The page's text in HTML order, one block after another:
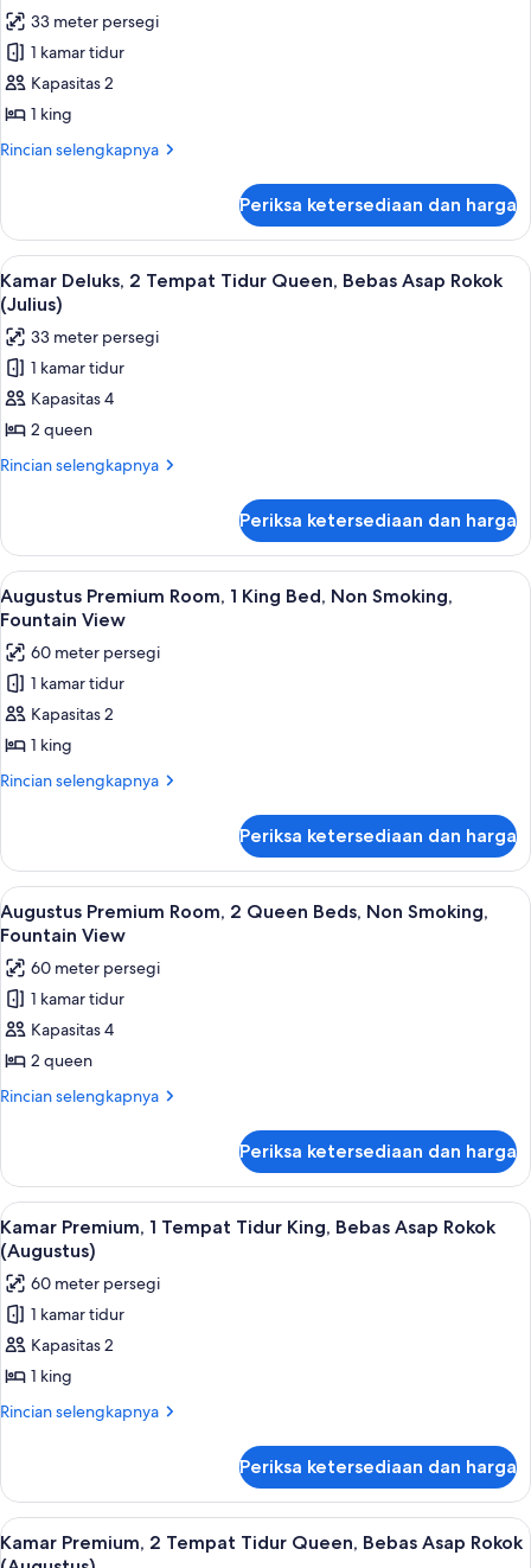
Queen,
Bebas
Asap
Rokok
(Palace)
foto
untuk
Kamar
Deluks,
1
Tempat
Bebas
Asap
Rokok
(Julius)
33 meter persegi
1 kamar tidur
Kapasitas 2
1 king
Rincian selengkapnya
Rincian
Kamar
Deluks,
1
Tempat
Tidur
King,
Bebas
Asap
Rokok
(Julius)
Periksa ketersediaan dan harga
Lihat
semua
foto
untuk
Kamar
Deluks,
2
Tempat
Bebas
Asap
Rokok
(Julius)
Bantalan ekstra lembut, brankas,
5
Kamar Deluks, 2 Tempat Tidur Queen, Bebas Asap Rokok
(Julius)
33 meter persegi
1 kamar tidur
Kapasitas 4
2 queen
Rincian selengkapnya
Rincian
Kamar
Deluks,
2
Tempat
Queen,
Bebas
Asap
Rokok
(Julius)
Periksa ketersediaan dan harga
Lihat
semua
foto
untuk
Augustus
Premium
Room,
1
Non
Smoking,
Fountain
View
Bantalan ekstra lembut, brankas,
6
Augustus Premium Room, 1 King Bed, Non Smoking,
Fountain View
60 meter persegi
1 kamar tidur
Kapasitas 2
1 king
Rincian selengkapnya
Rincian
Augustus
Premium
Room,
1
Bed,
Non
Smoking,
Fountain
View
Periksa ketersediaan dan harga
Lihat
semua
foto
untuk
Augustus
Premium
Room,
2
Non
Smoking,
Fountain
View
Bantalan ekstra lembut, brankas,
5
Augustus Premium Room, 2 Queen Beds, Non Smoking,
Fountain View
60 meter persegi
1 kamar tidur
Kapasitas 4
2 queen
Rincian selengkapnya
Rincian
Augustus
Premium
Room,
2
Queen
Beds,
Non
Smoking,
Fountain
View
Periksa ketersediaan dan harga
Lihat
semua
foto
untuk
Kamar
Premium,
1
Tempat
Bebas
Asap
Rokok
Bantalan ekstra lembut, brankas,
5
Kamar Premium, 1 Tempat Tidur King, Bebas Asap Rokok
(Augustus)
60 meter persegi
1 kamar tidur
Kapasitas 2
1 king
Rincian selengkapnya
Rincian
Kamar
Premium,
1
Tempat
Periksa ketersediaan dan harga
Lihat
semua
Bantalan ekstra lembut, brankas,
4
Kamar Premium, 2 Tempat Tidur Queen, Bebas Asap Rokok